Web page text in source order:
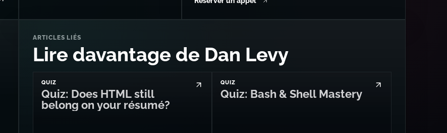
ARTICLES LIÉS
Lire davantage de Dan Levy
QUIZ
Quiz: Does HTML still
belong on your résumé?
QUIZ
Quiz: Bash & Shell Mastery